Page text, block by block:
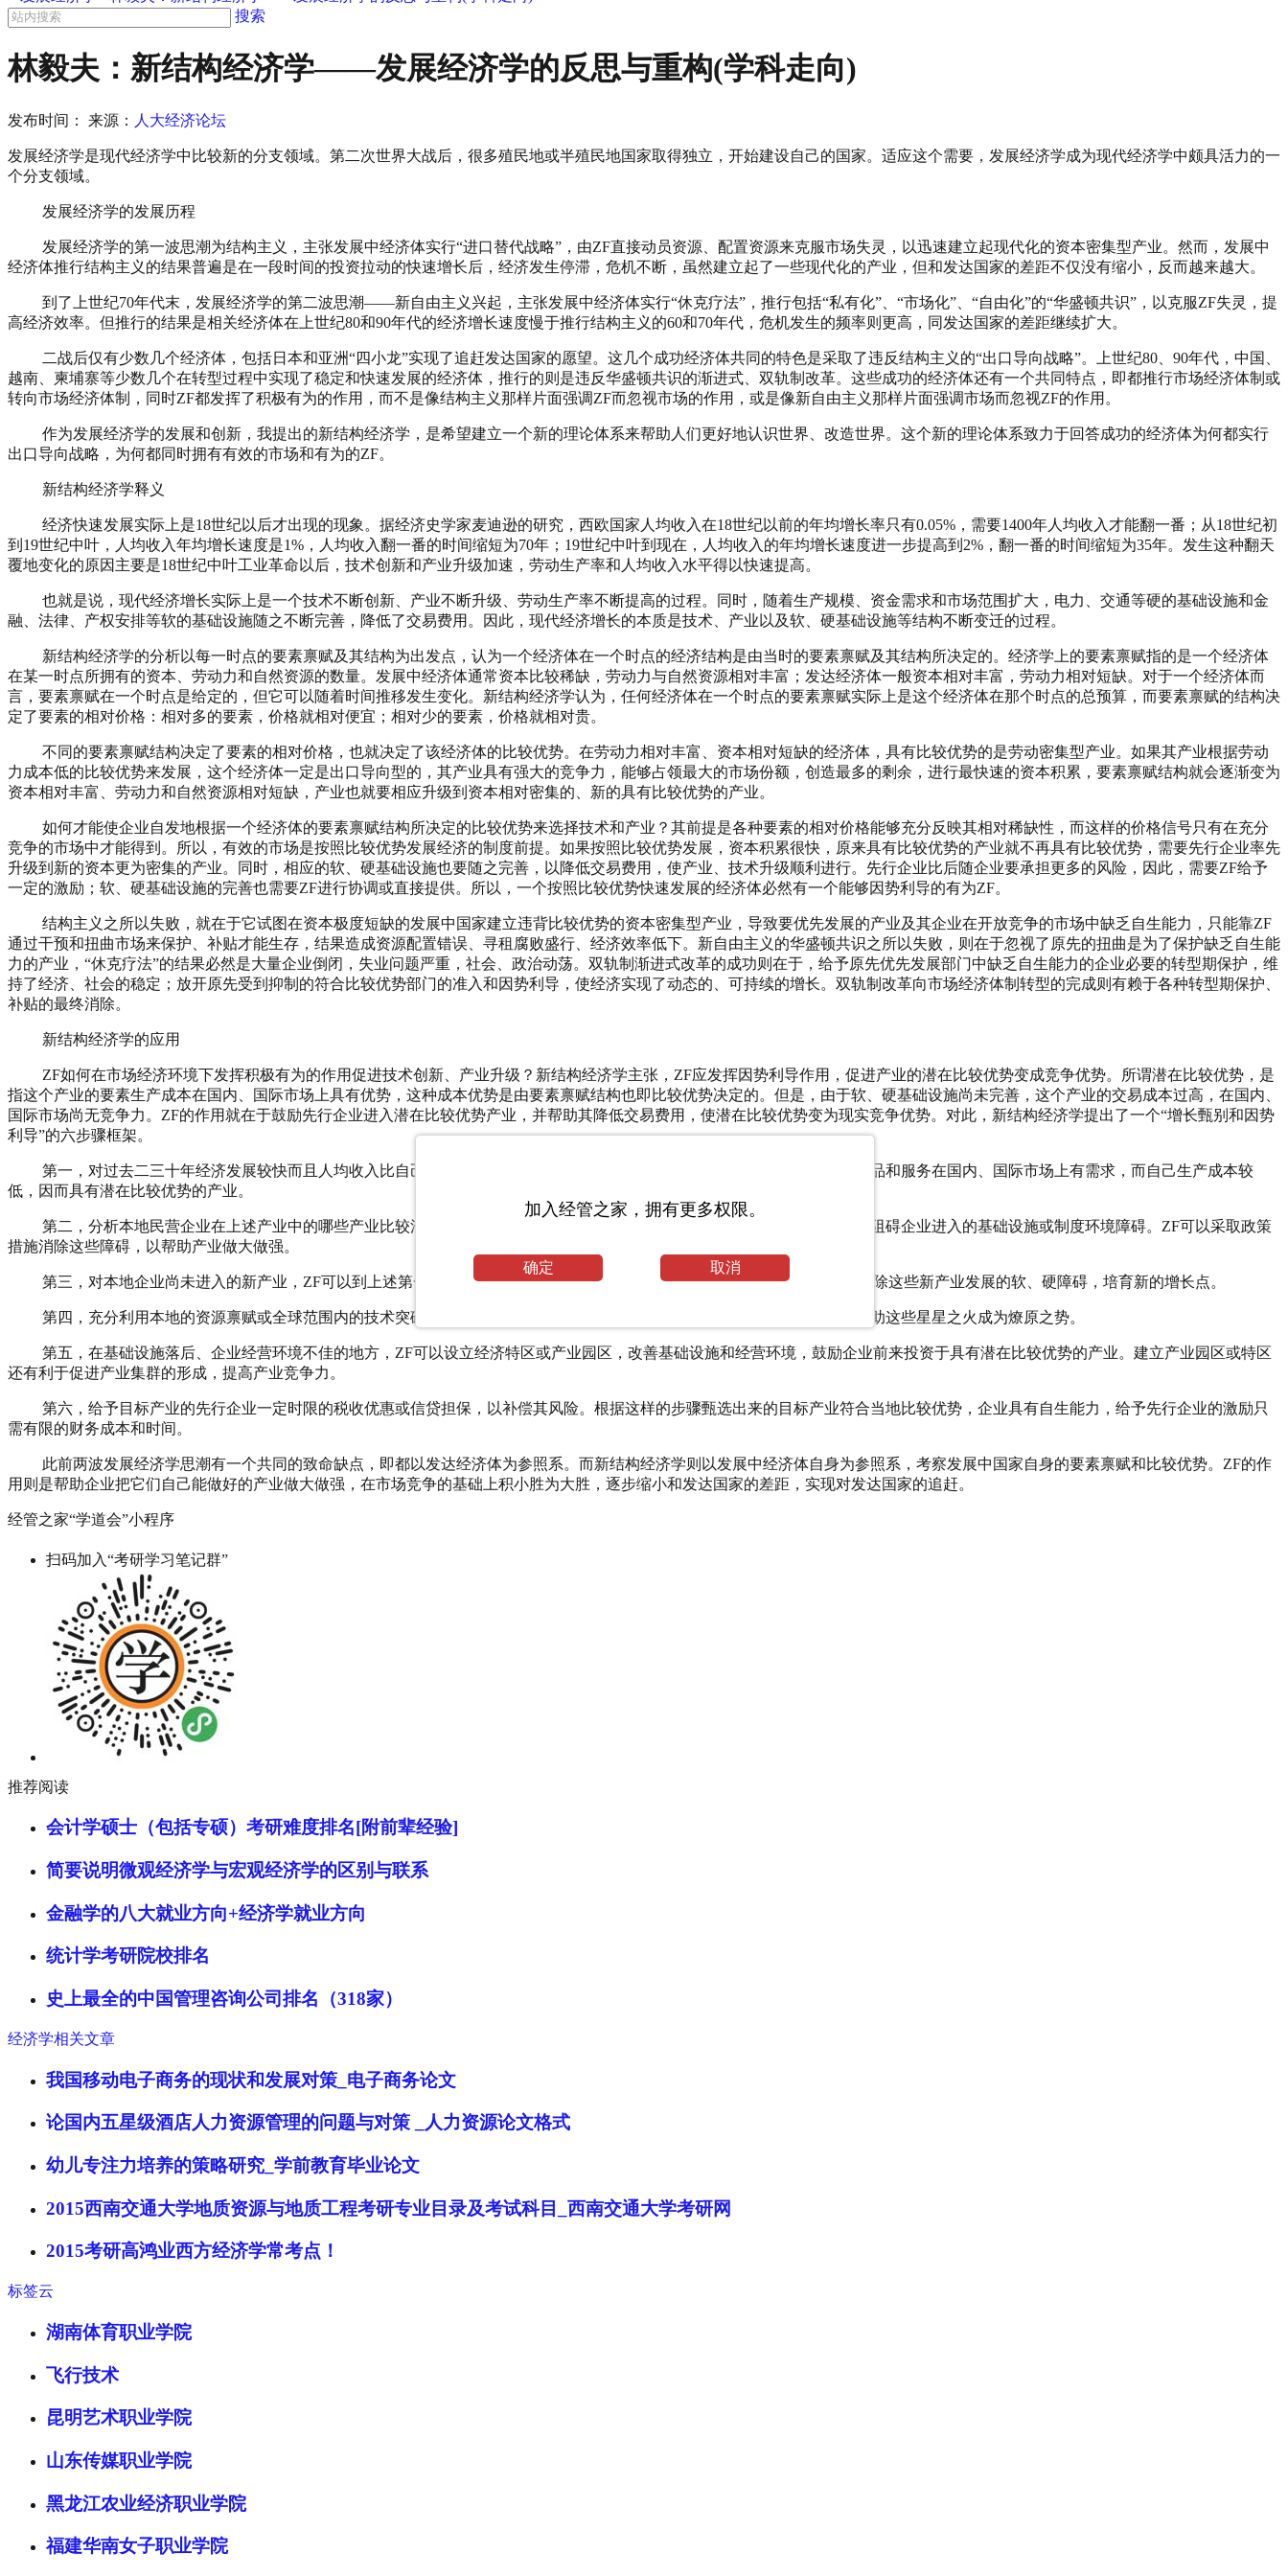
搜索
林毅夫：新结构经济学——发展经济学的反思与重构(学科走向)
发布时间： 来源： 人大经济论坛
发展经济学是现代经济学中比较新的分支领域。第二次世界大战后，很多殖民地或半殖民地国家取得独立，开始建设自己的国家。适应这个需要，发展经济学成为现代经济学中颇具活力的一
个分支领域。
发展经济学的发展历程
发展经济学的第一波思潮为结构主义，主张发展中经济体实行“进口替代战略”，由ZF直接动员资源、配置资源来克服市场失灵，以迅速建立起现代化的资本密集型产业。然而，发展中
经济体推行结构主义的结果普遍是在一段时间的投资拉动的快速增长后，经济发生停滞，危机不断，虽然建立起了一些现代化的产业，但和发达国家的差距不仅没有缩小，反而越来越大。
到了上世纪70年代末，发展经济学的第二波思潮——新自由主义兴起，主张发展中经济体实行“休克疗法”，推行包括“私有化”、“市场化”、“自由化”的“华盛顿共识”，以克服ZF失灵，提
高经济效率。但推行的结果是相关经济体在上世纪80和90年代的经济增长速度慢于推行结构主义的60和70年代，危机发生的频率则更高，同发达国家的差距继续扩大。
二战后仅有少数几个经济体，包括日本和亚洲“四小龙”实现了追赶发达国家的愿望。这几个成功经济体共同的特色是采取了违反结构主义的“出口导向战略”。上世纪80、90年代，中国、
越南、柬埔寨等少数几个在转型过程中实现了稳定和快速发展的经济体，推行的则是违反华盛顿共识的渐进式、双轨制改革。这些成功的经济体还有一个共同特点，即都推行市场经济体制或
转向市场经济体制，同时ZF都发挥了积极有为的作用，而不是像结构主义那样片面强调ZF而忽视市场的作用，或是像新自由主义那样片面强调市场而忽视ZF的作用。
作为发展经济学的发展和创新，我提出的新结构经济学，是希望建立一个新的理论体系来帮助人们更好地认识世界、改造世界。这个新的理论体系致力于回答成功的经济体为何都实行
出口导向战略，为何都同时拥有有效的市场和有为的ZF。
新结构经济学释义
经济快速发展实际上是18世纪以后才出现的现象。据经济史学家麦迪逊的研究，西欧国家人均收入在18世纪以前的年均增长率只有0.05%，需要1400年人均收入才能翻一番；从18世纪初
到19世纪中叶，人均收入年均增长速度是1%，人均收入翻一番的时间缩短为70年；19世纪中叶到现在，人均收入的年均增长速度进一步提高到2%，翻一番的时间缩短为35年。发生这种翻天
覆地变化的原因主要是18世纪中叶工业革命以后，技术创新和产业升级加速，劳动生产率和人均收入水平得以快速提高。
也就是说，现代经济增长实际上是一个技术不断创新、产业不断升级、劳动生产率不断提高的过程。同时，随着生产规模、资金需求和市场范围扩大，电力、交通等硬的基础设施和金
融、法律、产权安排等软的基础设施随之不断完善，降低了交易费用。因此，现代经济增长的本质是技术、产业以及软、硬基础设施等结构不断变迁的过程。
新结构经济学的分析以每一时点的要素禀赋及其结构为出发点，认为一个经济体在一个时点的经济结构是由当时的要素禀赋及其结构所决定的。经济学上的要素禀赋指的是一个经济体
在某一时点所拥有的资本、劳动力和自然资源的数量。发展中经济体通常资本比较稀缺，劳动力与自然资源相对丰富；发达经济体一般资本相对丰富，劳动力相对短缺。对于一个经济体而
言，要素禀赋在一个时点是给定的，但它可以随着时间推移发生变化。新结构经济学认为，任何经济体在一个时点的要素禀赋实际上是这个经济体在那个时点的总预算，而要素禀赋的结构决
定了要素的相对价格：相对多的要素，价格就相对便宜；相对少的要素，价格就相对贵。
不同的要素禀赋结构决定了要素的相对价格，也就决定了该经济体的比较优势。在劳动力相对丰富、资本相对短缺的经济体，具有比较优势的是劳动密集型产业。如果其产业根据劳动
力成本低的比较优势来发展，这个经济体一定是出口导向型的，其产业具有强大的竞争力，能够占领最大的市场份额，创造最多的剩余，进行最快速的资本积累，要素禀赋结构就会逐渐变为
资本相对丰富、劳动力和自然资源相对短缺，产业也就要相应升级到资本相对密集的、新的具有比较优势的产业。
如何才能使企业自发地根据一个经济体的要素禀赋结构所决定的比较优势来选择技术和产业？其前提是各种要素的相对价格能够充分反映其相对稀缺性，而这样的价格信号只有在充分
竞争的市场中才能得到。所以，有效的市场是按照比较优势发展经济的制度前提。如果按照比较优势发展，资本积累很快，原来具有比较优势的产业就不再具有比较优势，需要先行企业率先
升级到新的资本更为密集的产业。同时，相应的软、硬基础设施也要随之完善，以降低交易费用，使产业、技术升级顺利进行。先行企业比后随企业要承担更多的风险，因此，需要ZF给予
一定的激励；软、硬基础设施的完善也需要ZF进行协调或直接提供。所以，一个按照比较优势快速发展的经济体必然有一个能够因势利导的有为ZF。
结构主义之所以失败，就在于它试图在资本极度短缺的发展中国家建立违背比较优势的资本密集型产业，导致要优先发展的产业及其企业在开放竞争的市场中缺乏自生能力，只能靠ZF
通过干预和扭曲市场来保护、补贴才能生存，结果造成资源配置错误、寻租腐败盛行、经济效率低下。新自由主义的华盛顿共识之所以失败，则在于忽视了原先的扭曲是为了保护缺乏自生能
力的产业，“休克疗法”的结果必然是大量企业倒闭，失业问题严重，社会、政治动荡。双轨制渐进式改革的成功则在于，给予原先优先发展部门中缺乏自生能力的企业必要的转型期保护，维
持了经济、社会的稳定；放开原先受到抑制的符合比较优势部门的准入和因势利导，使经济实现了动态的、可持续的增长。双轨制改革向市场经济体制转型的完成则有赖于各种转型期保护、
补贴的最终消除。
新结构经济学的应用
ZF如何在市场经济环境下发挥积极有为的作用促进技术创新、产业升级？新结构经济学主张，ZF应发挥因势利导作用，促进产业的潜在比较优势变成竞争优势。所谓潜在比较优势，是
指这个产业的要素生产成本在国内、国际市场上具有优势，这种成本优势是由要素禀赋结构也即比较优势决定的。但是，由于软、硬基础设施尚未完善，这个产业的交易成本过高，在国内、
国际市场尚无竞争力。ZF的作用就在于鼓励先行企业进入潜在比较优势产业，并帮助其降低交易费用，使潜在比较优势变为现实竞争优势。对此，新结构经济学提出了一个“增长甄别和因势
利导”的六步骤框架。
第一，对过去二三十年经济发展较快而且人均收入比自己高1—2倍的其他经济体的各种可贸易产品和服务作出甄别。选取产品和服务在国内、国际市场上有需求，而自己生产成本较
低，因而具有潜在比较优势的产业。
第二，分析本地民营企业在上述产业中的哪些产业比较活跃，查找可能阻碍它们提升产品质量、降低交易费用的障碍，以及阻碍企业进入的基础设施或制度环境障碍。ZF可以采取政策
措施消除这些障碍，以帮助产业做大做强。
第三，对本地企业尚未进入的新产业，ZF可以到上述第一步确认的经济体中招商引资，鼓励外地或国外企业前来投资，并消除这些新产业发展的软、硬障碍，培育新的增长点。
第四，充分利用本地的资源禀赋或全球范围内的技术突破带来的机遇，密切关注本地民营企业展现出获利能力的新产业，帮助这些星星之火成为燎原之势。
第五，在基础设施落后、企业经营环境不佳的地方，ZF可以设立经济特区或产业园区，改善基础设施和经营环境，鼓励企业前来投资于具有潜在比较优势的产业。建立产业园区或特区
还有利于促进产业集群的形成，提高产业竞争力。
第六，给予目标产业的先行企业一定时限的税收优惠或信贷担保，以补偿其风险。根据这样的步骤甄选出来的目标产业符合当地比较优势，企业具有自生能力，给予先行企业的激励只
需有限的财务成本和时间。
此前两波发展经济学思潮有一个共同的致命缺点，即都以发达经济体为参照系。而新结构经济学则以发展中经济体自身为参照系，考察发展中国家自身的要素禀赋和比较优势。ZF的作
用则是帮助企业把它们自己能做好的产业做大做强，在市场竞争的基础上积小胜为大胜，逐步缩小和发达国家的差距，实现对发达国家的追赶。
经管之家“学道会”小程序
扫码加入“考研学习笔记群”
推荐阅读
会计学硕士（包括专硕）考研难度排名[附前辈经验]
简要说明微观经济学与宏观经济学的区别与联系
金融学的八大就业方向+经济学就业方向
统计学考研院校排名
史上最全的中国管理咨询公司排名（318家）
经济学相关文章
我国移动电子商务的现状和发展对策_电子商务论文
论国内五星级酒店人力资源管理的问题与对策 _人力资源论文格式
幼儿专注力培养的策略研究_学前教育毕业论文
2015西南交通大学地质资源与地质工程考研专业目录及考试科目_西南交通大学考研网
2015考研高鸿业西方经济学常考点！
标签云
湖南体育职业学院
飞行技术
昆明艺术职业学院
山东传媒职业学院
黑龙江农业经济职业学院
福建华南女子职业学院
加入经管之家，拥有更多权限。
确定 取消